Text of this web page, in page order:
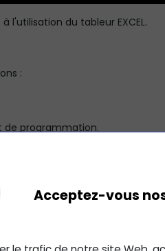
l'utilisation du tableur EXCEL.
:
de programmation.
de calculs, de graphiques,
en entreprise.
de base du tableur et prendre
spécifiques, il est
les aspects fondamentaux
les cours suivants.
Acceptez-vous